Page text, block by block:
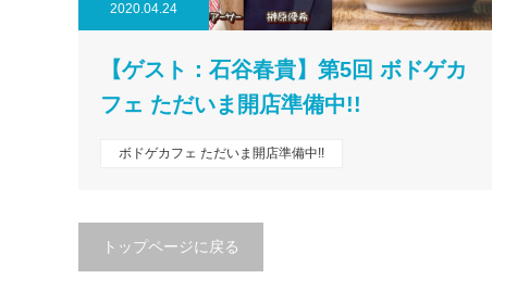
2020.04.24
【ゲスト：石谷春貴】第5回 ボドゲカ
フェ ただいま開店準備中!!
ボドゲカフェ ただいま開店準備中!!
トップページに戻る